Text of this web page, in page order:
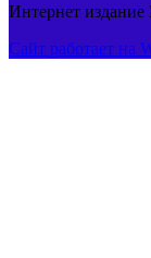
Интернет издание
Сайт работает на